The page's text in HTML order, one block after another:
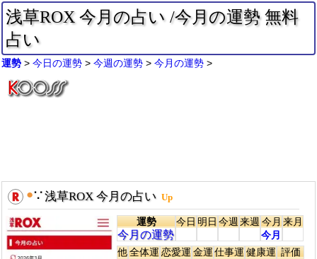
浅草ROX 今月の占い /今月の運勢 無料
占い
運勢 今日の運勢 今週の運勢 今月の運勢
●∵浅草ROX 今月の占い Up
運勢
今月の運勢
今日明日今週来週今月
今月
来月
他全体運恋愛運金運仕事運健康運 評価